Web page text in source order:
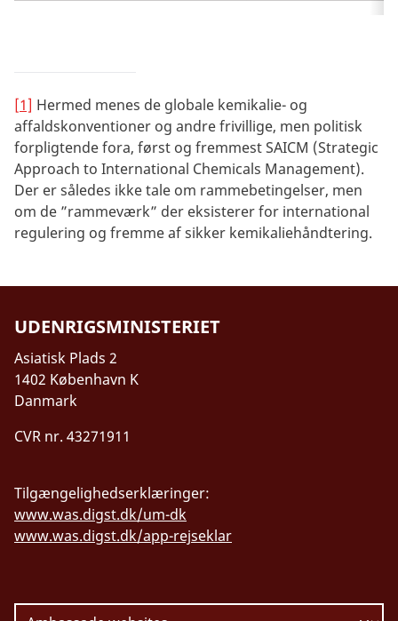
[1] Hermed menes de globale kemikalie- og
affaldskonventioner og andre frivillige, men politisk
forpligtende fora, først og fremmest SAICM (Strategic
Approach to International Chemicals Management).
Der er således ikke tale om rammebetingelser, men
om de ”rammeværk” der eksisterer for international
regulering og fremme af sikker kemikaliehåndtering.
UDENRIGSMINISTERIET
Asiatisk Plads 2
1402 København K
Danmark
CVR nr. 43271911
Tilgængelighedserklæringer:
www.was.digst.dk/um-dk
www.was.digst.dk/app-rejseklar